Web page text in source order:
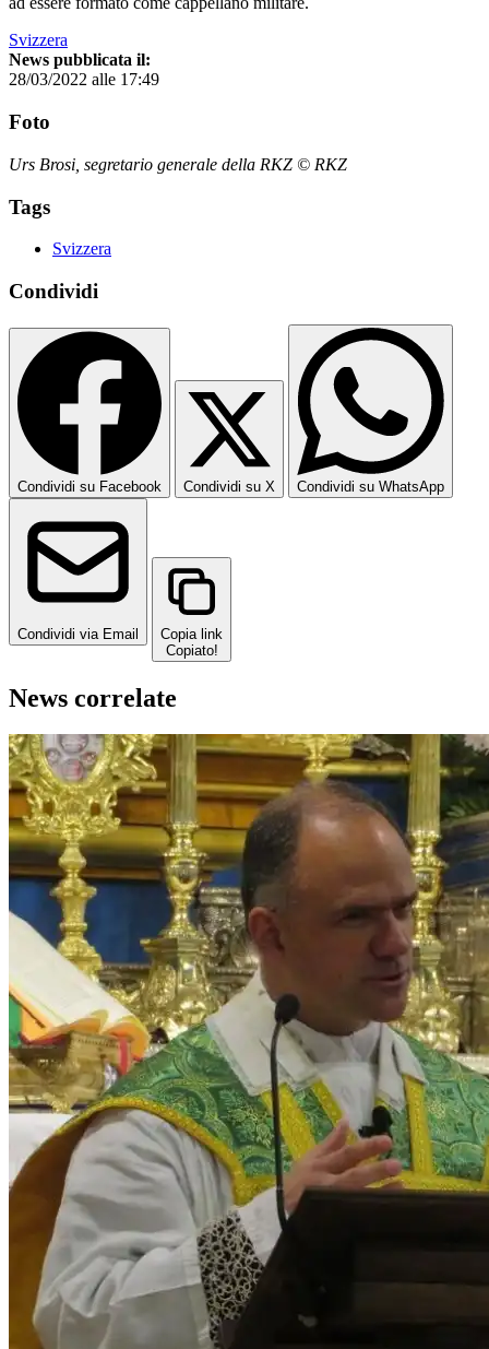
Svizzera
News pubblicata il:
28/03/2022 alle 17:49
Foto
Urs Brosi, segretario generale della RKZ © RKZ
Tags
Svizzera
Condividi
Condividi su Facebook Condividi su X Condividi su WhatsApp
Condividi via Email
Copia link
Copiato!
News correlate